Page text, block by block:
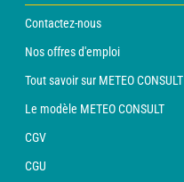
Contactez-nous
Nos offres d'emploi
Tout savoir sur METEO CONSULT
Le modèle METEO CONSULT
CGV
CGU